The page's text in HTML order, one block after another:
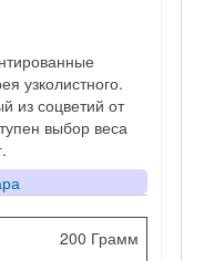
узколистного.
из соцветий от
выбор веса
200 Грамм